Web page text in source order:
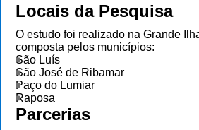
Locais da Pesquisa
O estudo foi realizado na Grande
composta pelos municípios:
São Luís
São José de Ribamar
Paço do Lumiar
Raposa
Parcerias